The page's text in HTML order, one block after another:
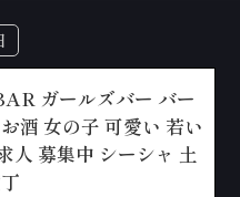
ガールズバー バー
酒 女の子 可愛い 若い
人 募集中 シーシャ 土